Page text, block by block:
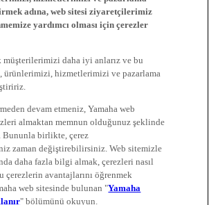
adına, web sitesi ziyaretçilerimiz
yardımcı olması için çerezler
daha iyi anlarız ve bu
ürünlerimizi, hizmetlerimizi ve pazarlama
devam etmeniz, Yamaha web
almaktan memnun olduğunuz şeklinde
birlikte, çerez
zaman değiştirebilirsiniz. Web sitemizle
daha fazla bilgi almak, çerezleri nasıl
çerezlerin avantajlarını öğrenmek
web sitesinde bulunan "Yamaha
" bölümünü okuyun.